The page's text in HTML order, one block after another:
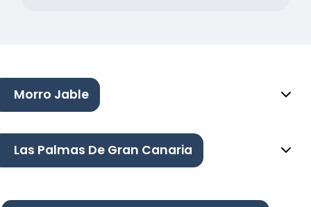
Morro Jable
Las Palmas De Gran Canaria